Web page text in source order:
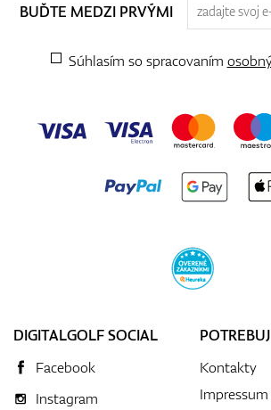
BUĎTE MEDZI PRVÝMI
Súhlasím so spracovaním
DIGITALGOLF SOCIAL
Facebook
Instagram
Kontakty
Impressum